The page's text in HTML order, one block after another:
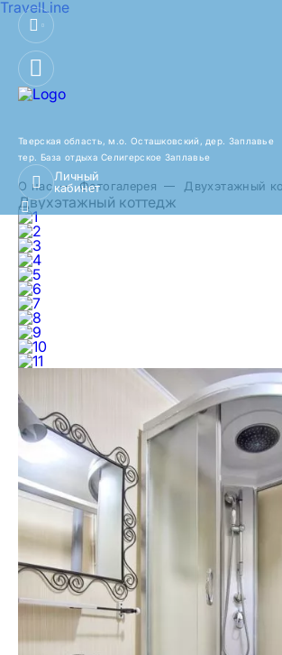
Тверская область, м.о. Осташковский, дер. Заплавье
тер. База отдыха Селигерское Заплавье
Личный
кабинет
TravelLine
О нас Фотогалерея Двухэтажный
Двухэтажный коттедж